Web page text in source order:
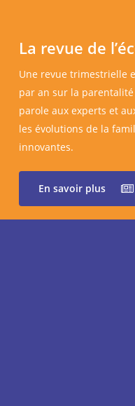
La revue de
Une revue trimestrielle
par an sur la
parole aux experts et
les évolutions de la
innovantes.
En savoir plus